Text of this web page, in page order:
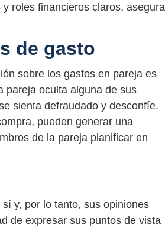
roles financieros claros, asegura
de gasto
sobre los gastos en pareja es
pareja oculta alguna de sus
sienta defraudado y desconfíe.
pueden generar una
de la pareja planificar en
y, por lo tanto, sus opiniones
de expresar sus puntos de vista